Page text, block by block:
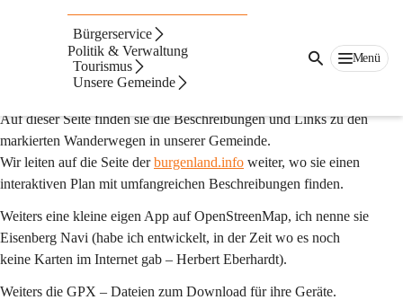
Bürgerservice
Politik & Verwaltung
Tourismus
Unsere Gemeinde
Menü
Natur & Bewegung
Auf dieser Seite finden sie die Beschreibungen und Links zu den
markierten Wanderwegen in unserer Gemeinde.
Wir leiten auf die Seite der burgenland.info weiter, wo sie einen
interaktiven Plan mit umfangreichen Beschreibungen finden.
Weiters eine kleine eigen App auf OpenStreenMap, ich nenne sie
Eisenberg Navi (habe ich entwickelt, in der Zeit wo es noch
keine Karten im Internet gab – Herbert Eberhardt).
Weiters die GPX – Dateien zum Download für ihre Geräte.